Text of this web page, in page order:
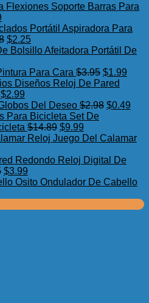
Soporte Barras Para
precio
actual
es:
Aspiradora Para
El
precio
era:
$5.98.
$2.25El
precio
es:
$2.25.
Afeitadora Portátil De
Para Cara $3.95 El
precio
era:
$1.99
es:
Reloj De Pared
El
precio
original
era:
$5.89.
$2.99
precio
actual
es:
$2.99.
Del Deseo $2.98 El
era:
$0.49
es:
Set De
$14.89 El
precio
era:
$9.99
precio
es:
Reloj Juego Del Calamar
Reloj Digital De
El
precio
$3.99
precioOndulador De Cabello